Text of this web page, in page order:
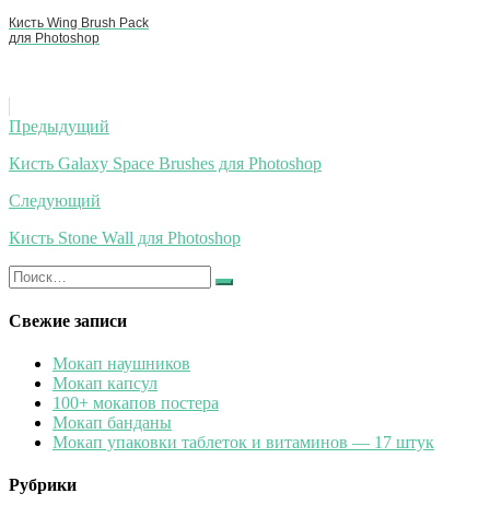
Кисть Wing Brush Pack
для Photoshop
Навигация
по
записям
Предыдущий
Кисть Galaxy Space Brushes для Photoshop
Следующий
Кисть Stone Wall для Photoshop
Искать:
Найти
Свежие записи
Мокап наушников
Мокап капсул
100+ мокапов постера
Мокап банданы
Мокап упаковки таблеток и витаминов — 17 штук
Рубрики